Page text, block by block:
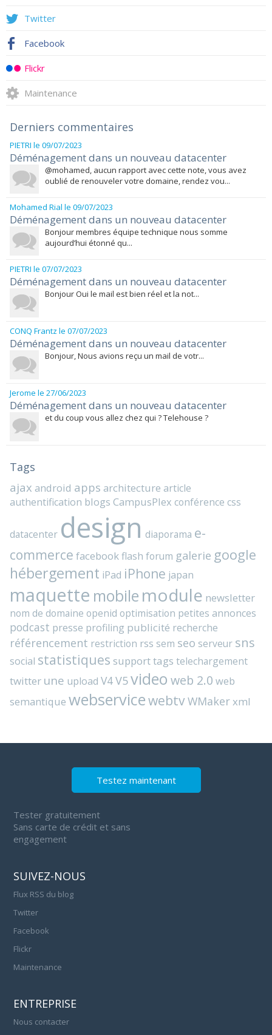
Twitter
Facebook
Flickr
Maintenance
Derniers commentaires
PIETRI le 09/07/2023
Déménagement dans un nouveau datacenter
@mohamed, aucun rapport avec cette note, vous avez
oublié de renouveler votre domaine, rendez vou...
Mohamed Rial le 09/07/2023
Déménagement dans un nouveau datacenter
Bonjour membres équipe technique nous somme
aujourd’hui étonné qu...
PIETRI le 07/07/2023
Déménagement dans un nouveau datacenter
Bonjour Oui le mail est bien réel et la not...
CONQ Frantz le 07/07/2023
Déménagement dans un nouveau datacenter
Bonjour, Nous avions reçu un mail de votr...
Jerome le 27/06/2023
Déménagement dans un nouveau datacenter
et du coup vous allez chez qui ? Telehouse ?
Tags
ajax android apps architecture article
authentification blogs CampusPlex conférence css
datacenter design diaporama e-
commerce facebookflash forum galerie google
hébergement iPad iPhone japan
maquette mobile module newsletter
nom de domaine openid optimisation petites annonces
podcast presse profiling publicité recherche
référencement restriction rss sem seo serveur sns
social statistiques supporttags telechargement
twitter une upload V4V5video web 2.0 web
semantique webservicewebtvWMakerxml
Testez maintenant
Tester gratuitement
Sans carte de crédit et sans
engagement
SUIVEZ-NOUS
Flux RSS du blog
Twitter
Facebook
Flickr
Maintenance
ENTREPRISE
Nous contacter